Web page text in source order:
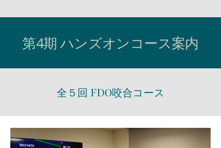
第4期 ハンズオンコース案内
全５回 FDO咬合コース